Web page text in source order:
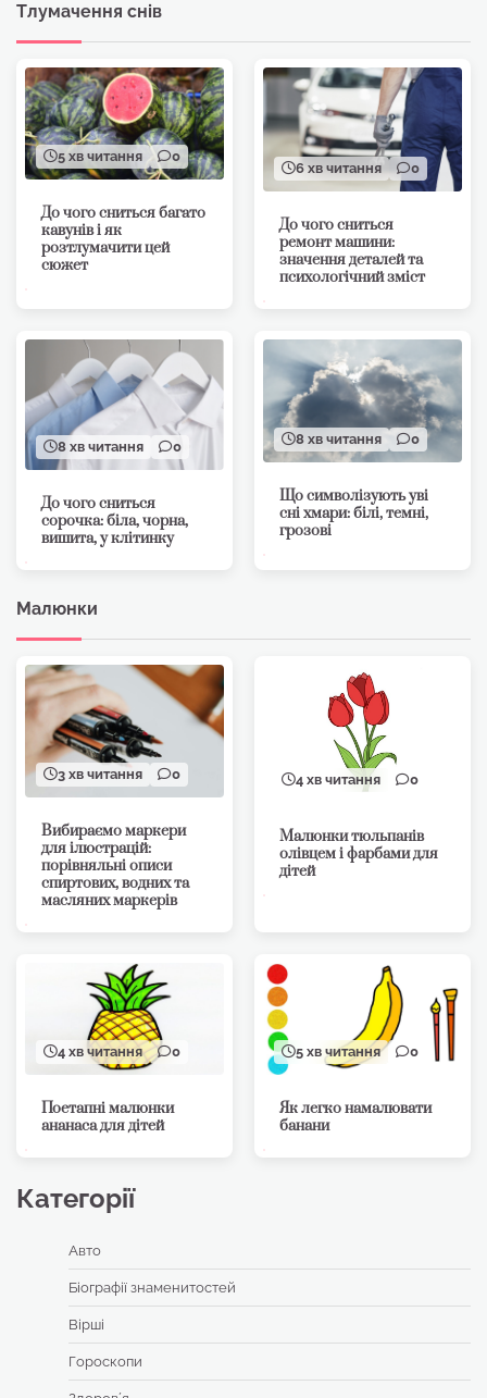
Тлумачення снів
5 хв читання 0
До чого сниться багато
кавунів і як
розтлумачити цей
сюжет
6 хв читання 0
До чого сниться
ремонт машини:
значення деталей та
психологічний зміст
8 хв читання 0
До чого сниться
сорочка: біла, чорна,
вишита, у клітинку
8 хв читання 0
Що символізують уві
сні хмари: білі, темні,
грозові
Малюнки
3 хв читання 0
Вибираємо маркери
для ілюстрацій:
порівняльні описи
спиртових, водних та
масляних маркерів
4 хв читання 0
Малюнки тюльпанів
олівцем і фарбами для
дітей
4 хв читання 0
Поетапні малюнки
ананаса для дітей
5 хв читання 0
Як легко намалювати
банани
Категорії
Авто
Біографії знаменитостей
Вірші
Гороскопи